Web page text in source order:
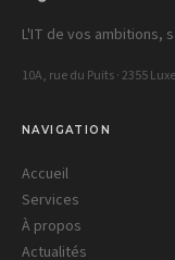
L'IT de vos ambitions,
10A, rue du Puits · 2355
NAVIGATION
Accueil
Services
À propos
Actualités